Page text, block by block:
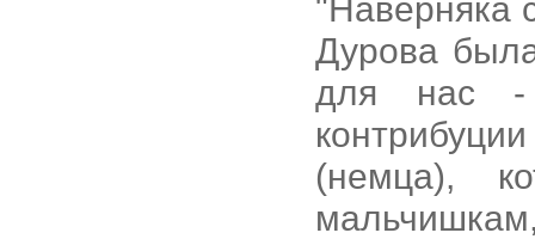
"Наверняка
Дурова
для нас -
(немца),